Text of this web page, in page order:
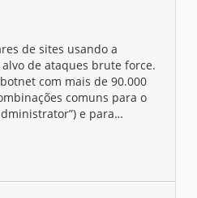
de sites usando a
de ataques brute force.
com mais de 90.000
comuns para o
e para…